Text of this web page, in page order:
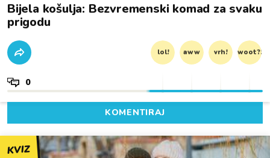
Bijela košulja: Bezvremenski komad za svaku
prigodu
lol! aww vrh! woot?!
0
KOMENTIRAJ
KVIZ